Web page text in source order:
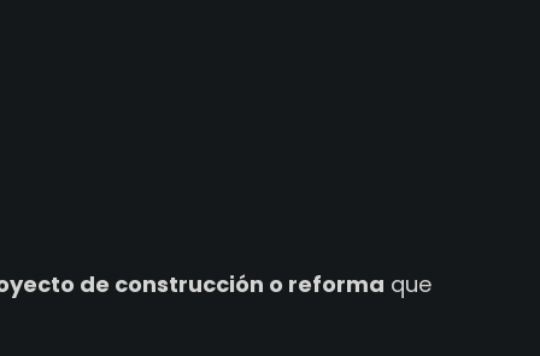
de construcción o reforma que